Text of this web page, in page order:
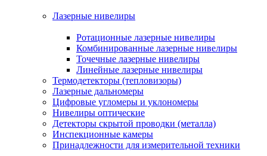
Лазерные нивелиры
Ротационные лазерные нивелиры
Комбинированные лазерные нивелиры
Точечные лазерные нивелиры
Линейные лазерные нивелиры
Термодетекторы (тепловизоры)
Лазерные дальномеры
Цифровые угломеры и уклономеры
Нивелиры оптические
Детекторы скрытой проводки (металла)
Инспекционные камеры
Принадлежности для измерительной техники